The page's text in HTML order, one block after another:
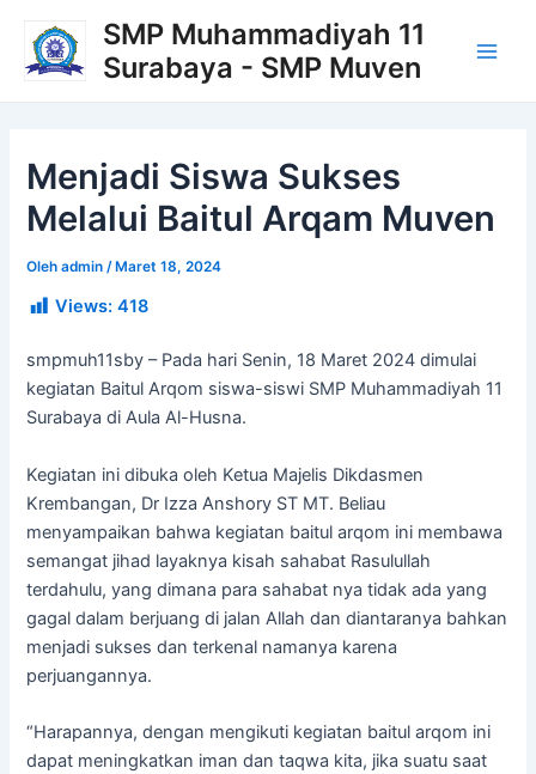
konten
SMP Muhammadiyah 11
Surabaya - SMP Muven
Menjadi Siswa Sukses
Melalui Baitul Arqam Muven
Olehadmin/ Maret 18, 2024
Views: 418
smpmuh11sby – Pada hari Senin, 18 Maret 2024 dimulai
kegiatan Baitul Arqom siswa-siswi SMP Muhammadiyah 11
Surabaya di Aula Al-Husna.
Kegiatan ini dibuka oleh Ketua Majelis Dikdasmen
Krembangan, Dr Izza Anshory ST MT. Beliau
menyampaikan bahwa kegiatan baitul arqom ini membawa
semangat jihad layaknya kisah sahabat Rasulullah
terdahulu, yang dimana para sahabat nya tidak ada yang
gagal dalam berjuang di jalan Allah dan diantaranya bahkan
menjadi sukses dan terkenal namanya karena
perjuangannya.
“Harapannya, dengan mengikuti kegiatan baitul arqom ini
dapat meningkatkan iman dan taqwa kita, jika suatu saat
navigation